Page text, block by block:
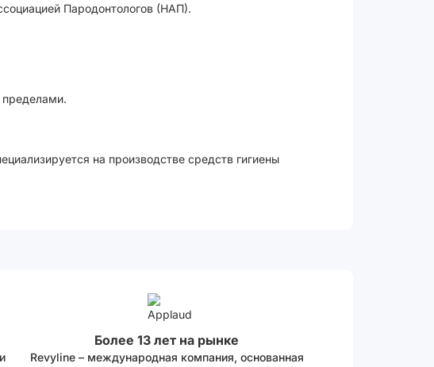
Пародонтологов (НАП).
пределами.
на производстве средств гигиены
Более 13 лет на рынке
Revyline – международная компания, основанная